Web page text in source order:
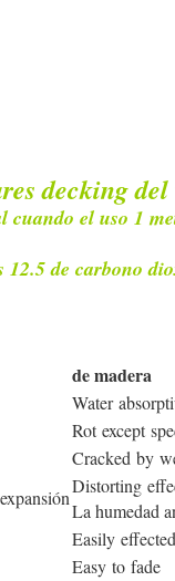
decking del
el uso 1
de carbono
de madera
Water
Rot except
Cracked by
Distorting
La humedad
Easily
Easy to fade